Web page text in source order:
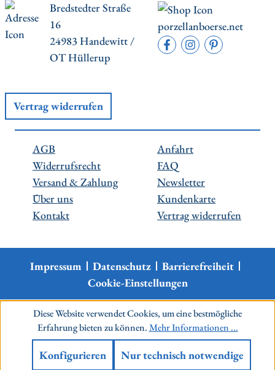
Bredstedter Straße
16
24983 Handewitt /
OT Hüllerup
porzellanboerse.net
Vertrag widerrufen
AGB
Widerrufsrecht
Versand & Zahlung
Über uns
Kontakt
Anfahrt
FAQ
Newsletter
Kundenkarte
Vertrag widerrufen
Impressum Datenschutz
Barrierefreiheit
Cookie-Einstellungen
Diese Website verwendet Cookies, um eine bestmögliche
Erfahrung bieten zu können.Mehr Informationen ...
Nur technisch notwendige
Konfigurieren